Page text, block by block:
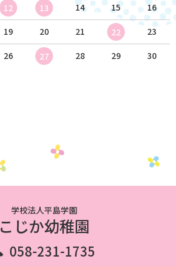
12 13 14 15 16
19 20 21 22 23
26 27 28 29 30
学校法人平島学園
こじか幼稚園
058-231-1735